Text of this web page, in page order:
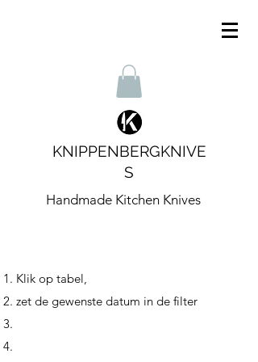
KNIPPENBERGKNIVE
S
Handmade Kitchen Knives
Klik op tabel,
zet de gewenste datum in de filter